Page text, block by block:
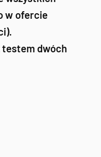
w ofercie
testem dwóch